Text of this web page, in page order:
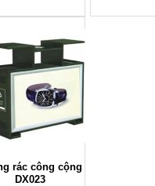
rác công cộng
DX023